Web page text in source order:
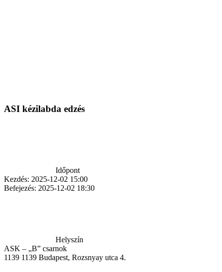
ASI kézilabda edzés
Időpont
Kezdés: 2025-12-02 15:00
Befejezés: 2025-12-02 18:30
Helyszín
ASK – „B” csarnok
1139 1139 Budapest, Rozsnyay utca 4.